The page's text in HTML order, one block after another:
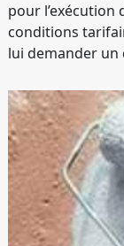
pour l’exécution
conditions
lui demander un